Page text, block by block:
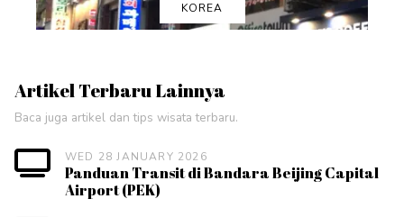
KOREA
Artikel Terbaru Lainnya
Baca juga artikel dan tips wisata terbaru.
WED 28 JANUARY 2026
Panduan Transit di Bandara Beijing Capital
Airport (PEK)